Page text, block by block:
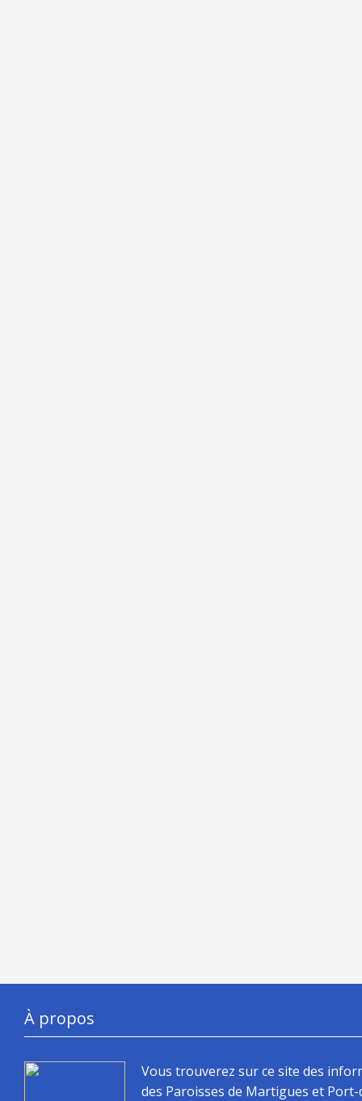
À propos
Vous trouverez sur ce site des
des Paroisses de Martigues et